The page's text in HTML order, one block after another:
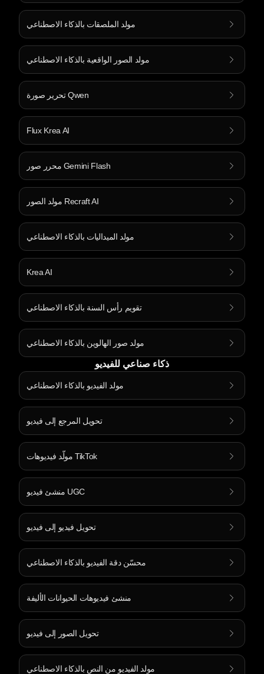
مولد الملصقات بالذكاء الاصطناعي
مولد الصور الواقعية بالذكاء الاصطناعي
تحرير صورة Qwen
Flux Krea AI
محرر صور Gemini Flash
مولد الصور Recraft AI
مولد الميداليات بالذكاء الاصطناعي
Krea AI
تقويم رأس السنة بالذكاء الاصطناعي
مولد صور الهالوين بالذكاء الاصطناعي
ذكاء صناعي للفيديو
مولد الفيديو بالذكاء الاصطناعي
تحويل المرجع إلى فيديو
مولّد فيديوهات TikTok
منشئ فيديو UGC
تحويل فيديو إلى فيديو
محسّن دقة الفيديو بالذكاء الاصطناعي
منشئ فيديوهات الحيوانات الأليفة
تحويل الصور إلى فيديو
مولد الفيديو من النص بالذكاء الاصطناعي